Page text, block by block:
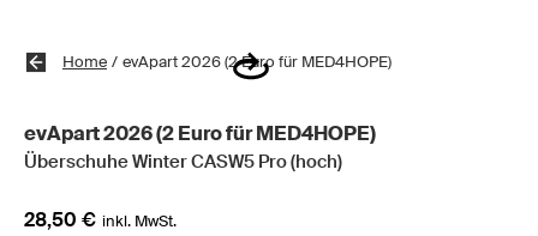
Home / evApart 2026 (2 Euro für MED4HOPE)
evApart 2026 (2 Euro für MED4HOPE)
Überschuhe Winter CASW5 Pro (hoch)
28,50 € inkl. MwSt.